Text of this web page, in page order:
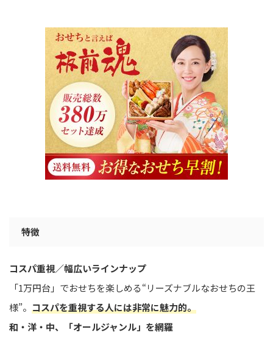
特徴
コスパ重視／幅広いラインナップ
「1万円台」でおせちを楽しめる“リーズナブルなおせちの王
様”。 コスパを重視する人には非常に魅力的。
和・洋・中、「オールジャンル」を網羅